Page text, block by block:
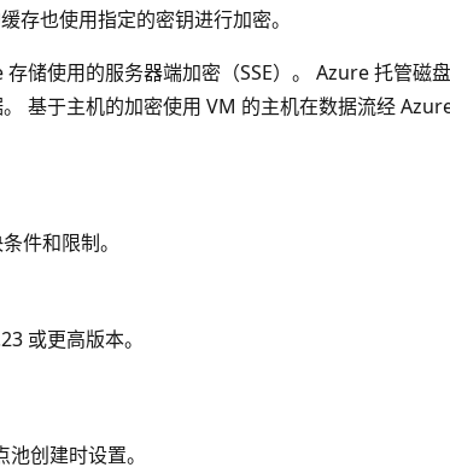
存也使用指定的密钥进行加密。
储使用的服务器端加密（SSE）。 Azure 托管磁
基于主机的加密使用 VM 的主机在数据流经
件和限制。
或更高版本。
创建时设置。